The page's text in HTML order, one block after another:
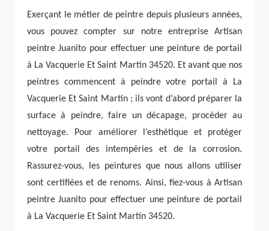
Exerçant le métier de peintre depuis plusieurs années,
vous pouvez compter sur notre entreprise Artisan
peintre Juanito pour effectuer une peinture de portail
à La Vacquerie Et Saint Martin 34520. Et avant que nos
peintres commencent à peindre votre portail à La
Vacquerie Et Saint Martin ; ils vont d’abord préparer la
surface à peindre, faire un décapage, procéder au
nettoyage. Pour améliorer l’esthétique et protéger
votre portail des intempéries et de la corrosion.
Rassurez-vous, les peintures que nous allons utiliser
sont certifiées et de renoms. Ainsi, fiez-vous à Artisan
peintre Juanito pour effectuer une peinture de portail
à La Vacquerie Et Saint Martin 34520.